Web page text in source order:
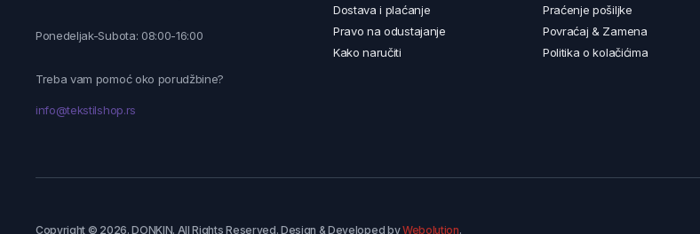
Ponedeljak-Subota: 08:00-16:00
Treba vam pomoć oko porudžbine?
info@tekstilshop.rs
Dostava i plaćanje
Pravo na odustajanje
Kako naručiti
Praćenje pošiljke
Povraćaj & Zamena
Politika o kolačićima
Copyright © 2026. DONKIN. All Rights Reserved. Design & Developed byWebolution.